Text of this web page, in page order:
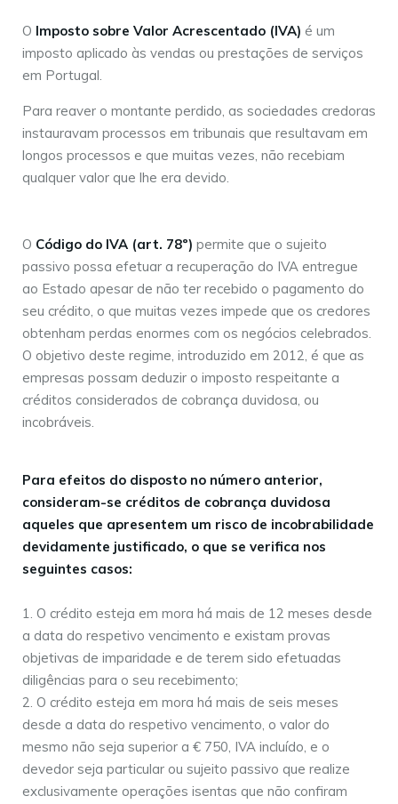
O Imposto sobre Valor Acrescentado (IVA) é um
imposto aplicado às vendas ou prestações de serviços
em Portugal.
Para reaver o montante perdido, as sociedades credoras
instauravam processos em tribunais que resultavam em
longos processos e que muitas vezes, não recebiam
qualquer valor que lhe era devido.
O Código do IVA (art. 78º) permite que o sujeito
passivo possa efetuar a recuperação do IVA entregue
ao Estado apesar de não ter recebido o pagamento do
seu crédito, o que muitas vezes impede que os credores
obtenham perdas enormes com os negócios celebrados.
O objetivo deste regime, introduzido em 2012, é que as
empresas possam deduzir o imposto respeitante a
créditos considerados de cobrança duvidosa, ou
incobráveis.
Para efeitos do disposto no número anterior,
consideram-se créditos de cobrança duvidosa
aqueles que apresentem um risco de incobrabilidade
devidamente justificado, o que se verifica nos
seguintes casos:
O crédito esteja em mora há mais de 12 meses desde
a data do respetivo vencimento e existam provas
objetivas de imparidade e de terem sido efetuadas
diligências para o seu recebimento;
O crédito esteja em mora há mais de seis meses
desde a data do respetivo vencimento, o valor do
mesmo não seja superior a € 750, IVA incluído, e o
devedor seja particular ou sujeito passivo que realize
exclusivamente operações isentas que não confiram